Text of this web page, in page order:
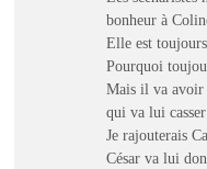
bonheur à
Elle est
Pourquoi
Mais il va avoir
qui va lui
Je rajouterais
César va lui